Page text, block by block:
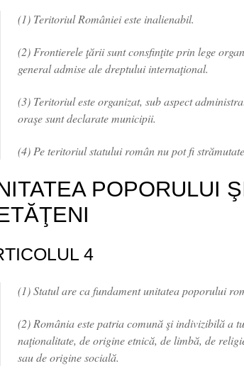
(1) Teritoriul României este inalienabil.
(2) Frontierele ţării sunt consfinţite prin lege
general admise ale dreptului internaţional.
(3) Teritoriul este organizat, sub aspect
oraşe sunt declarate municipii.
(4) Pe teritoriul statului român nu pot fi
POPORULUI
4
(1) Statul are ca fundament unitatea poporului
(2) România este patria comună şi indivizibilă a
naţionalitate, de origine etnică, de limbă, de
sau de origine socială.